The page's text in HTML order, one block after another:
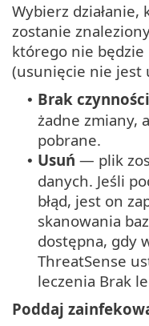
Wybierz
zostanie
którego nie będzie
(usunięcie nie jest
• Brak czynności
żadne zmiany,
pobrane.
• Usuń — plik
danych. Jeśli
błąd, jest on
skanowania
dostępna, gdy
ThreatSense
leczenia Brak
Poddaj